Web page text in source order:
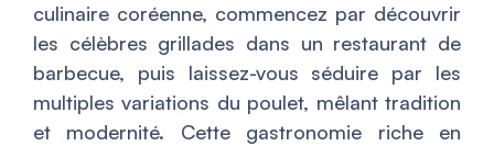
culinaire coréenne, commencez par découvrir
les célèbres grillades dans un restaurant de
barbecue, puis laissez-vous séduire par les
multiples variations du poulet, mêlant tradition
et modernité. Cette gastronomie riche en